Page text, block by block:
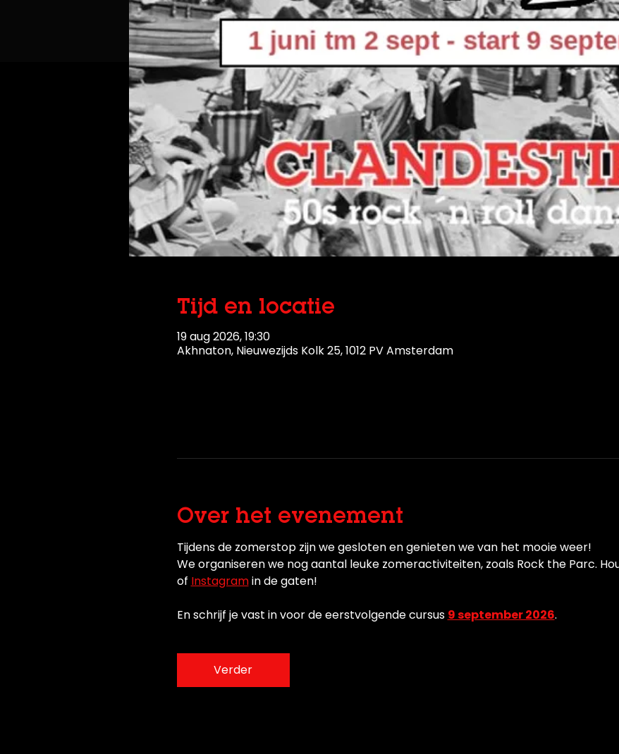
Tijd en locatie
19 aug 2026, 19:30
Akhnaton, Nieuwezijds Kolk 25, 1012 PV Amsterdam
Over het evenement
Tijdens de zomerstop zijn we gesloten en genieten we van het mooie weer!
We organiseren we nog aantal leuke zomeractiviteiten, zoals Rock the Parc.
of Instagram in de gaten!
En schrijf je vast in voor de eerstvolgende cursus 9 september 2026.
Verder